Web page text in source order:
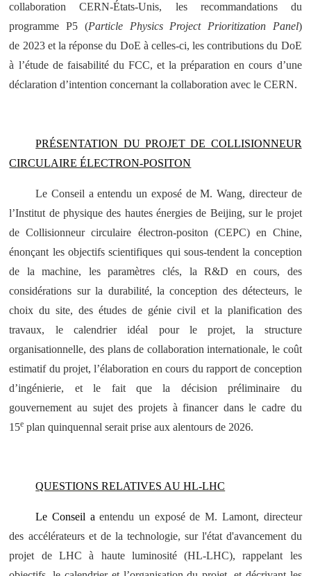
collaboration CERN-États-Unis, les recommandations du
programme P5 (Particle Physics Project Prioritization Panel)
de 2023 et la réponse du DoE à celles-ci, les contributions du DoE
à l’étude de faisabilité du FCC, et la préparation en cours d’une
déclaration d’intention concernant la collaboration avec le CERN.
PRÉSENTATION DU PROJET DE COLLISIONNEUR
CIRCULAIRE ÉLECTRON-POSITON
Le Conseil a entendu un exposé de M. Wang, directeur de
l’Institut de physique des hautes énergies de Beijing, sur le projet
de Collisionneur circulaire électron-positon (CEPC) en Chine,
énonçant les objectifs scientifiques qui sous-tendent la conception
de la machine, les paramètres clés, la R&D en cours, des
considérations sur la durabilité, la conception des détecteurs, le
choix du site, des études de génie civil et la planification des
travaux, le calendrier idéal pour le projet, la structure
organisationnelle, des plans de collaboration internationale, le coût
estimatif du projet, l’élaboration en cours du rapport de conception
d’ingénierie, et le fait que la décision préliminaire du
gouvernement au sujet des projets à financer dans le cadre du
15e plan quinquennal serait prise aux alentours de 2026.
QUESTIONS RELATIVES AU HL-LHC
Le Conseil aentendu un exposé de M. Lamont, directeur
des accélérateurs et de la technologie, sur l'état d'avancement du
projet de LHC à haute luminosité (HL-LHC), rappelant les